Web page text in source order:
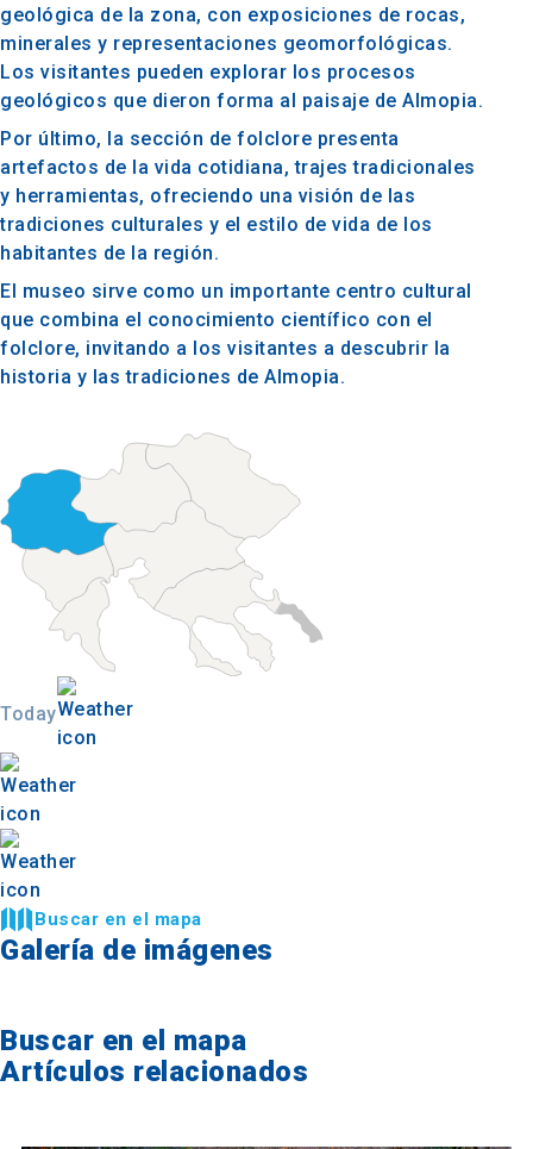
geológica de la zona, con exposiciones de rocas,
minerales y representaciones geomorfológicas.
Los visitantes pueden explorar los procesos
geológicos que dieron forma al paisaje de Almopia.
Por último, la sección de folclore presenta
artefactos de la vida cotidiana, trajes tradicionales
y herramientas, ofreciendo una visión de las
tradiciones culturales y el estilo de vida de los
habitantes de la región.
El museo sirve como un importante centro cultural
que combina el conocimiento científico con el
folclore, invitando a los visitantes a descubrir la
historia y las tradiciones de Almopia.
Today
Buscar en el mapa
Galería de imágenes
Buscar en el mapa
Artículos relacionados